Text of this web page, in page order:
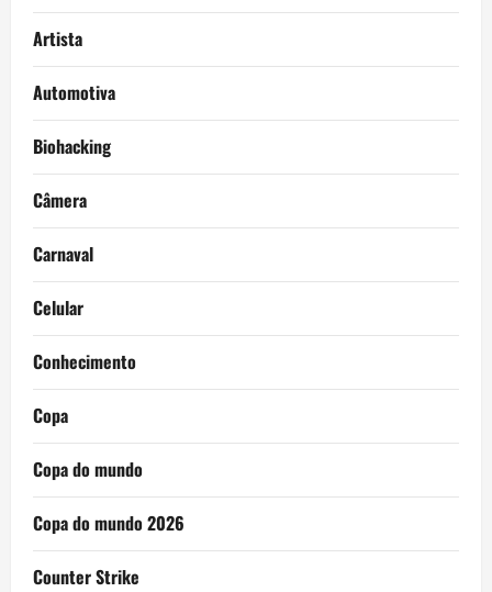
Artista
Automotiva
Biohacking
Câmera
Carnaval
Celular
Conhecimento
Copa
Copa do mundo
Copa do mundo 2026
Counter Strike